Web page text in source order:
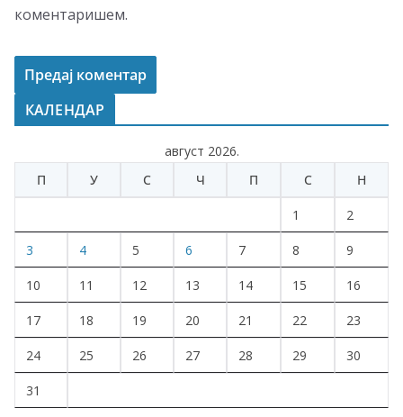
коментаришем.
КАЛЕНДАР
август 2026.
П
У С Ч П С Н
1 2
3 4 5 6 7 8 9
10 11 12 13 14 15 16
17 18 19 20 21 22 23
24 25 26 27 28 29 30
31